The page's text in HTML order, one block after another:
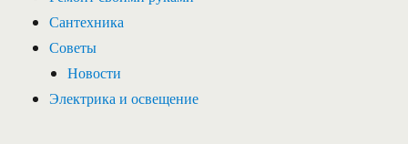
Сантехника
Советы
Новости
Электрика и освещение